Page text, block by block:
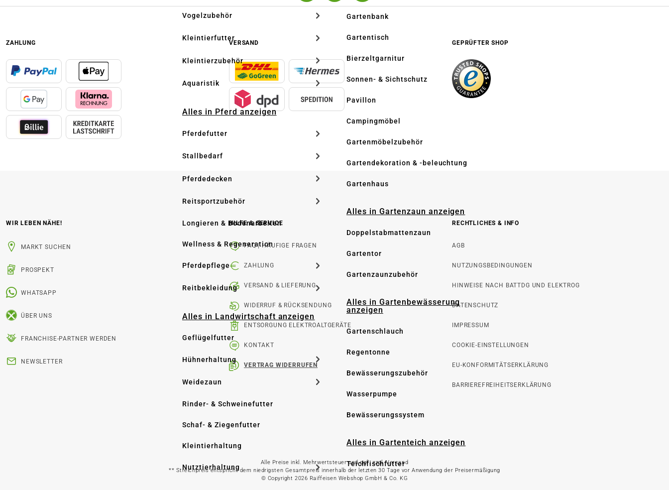
Vogelzubehör
Kleintierfutter
Kleintierzubehör
Aquaristik
Alles in Pferd anzeigen
Pferdefutter
Stallbedarf
Pferdedecken
Reitsportzubehör
Longieren & Bodenarbeiten
Wellness & Regeneration
Pferdepflege
Reitbekleidung
Alles in Landwirtschaft anzeigen
Geflügelfutter
Hühnerhaltung
Weidezaun
Rinder- & Schweinefutter
Schaf- & Ziegenfutter
Kleintierhaltung
Nutztierhaltung
Gartenbank
Gartentisch
Bierzeltgarnitur
Sonnen- & Sichtschutz
Pavillon
Campingmöbel
Gartenmöbelzubehör
Gartendekoration & -beleuchtung
Gartenhaus
Alles in Gartenzaun anzeigen
Doppelstabmattenzaun
Gartentor
Gartenzaunzubehör
Alles in Gartenbewässerung
anzeigen
Gartenschlauch
Regentonne
Bewässerungszubehör
Wasserpumpe
Bewässerungssystem
Alles in Gartenteich anzeigen
Teichfischfutter
ZAHLUNG VERSAND GEPRÜFTER SHOP
WIR LEBEN NÄHE!
MARKT SUCHEN
PROSPEKT
WHATSAPP
ÜBER UNS
FRANCHISE-PARTNER WERDEN
NEWSLETTER
HILFE & SERVICE
FAQ | HÄUFIGE FRAGEN
ZAHLUNG
VERSAND & LIEFERUNG
WIDERRUF & RÜCKSENDUNG
ENTSORGUNG ELEKTROALTGERÄTE
KONTAKT
VERTRAG WIDERRUFEN
RECHTLICHES & INFO
AGB
NUTZUNGSBEDINGUNGEN
HINWEISE NACH BATTDG UND ELEKTROG
DATENSCHUTZ
IMPRESSUM
COOKIE-EINSTELLUNGEN
EU-KONFORMITÄTSERKLÄRUNG
BARRIEREFREIHEITSERKLÄRUNG
Alle Preise inkl. Mehrwertsteuer und ggf. zzgl. Versand
** Streichpreis entspricht dem niedrigsten Gesamtpreis innerhalb der letzten 30 Tage vor Anwendung der Preisermäßigung
© Copyright 2026 Raiffeisen Webshop GmbH & Co. KG